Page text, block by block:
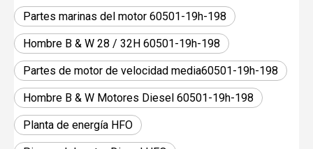
Partes marinas del motor 60501-19h-198
Hombre B & W 28 / 32H 60501-19h-198
Partes de motor de velocidad media60501-19h-198
Hombre B & W Motores Diesel 60501-19h-198
Planta de energía HFO